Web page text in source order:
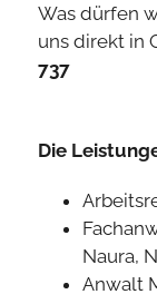
Was dürfen
uns direkt in
737
Die
Naura,
Anwalt